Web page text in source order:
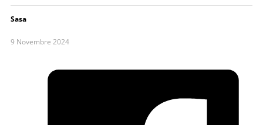
Sasa
9 Novembre 2024